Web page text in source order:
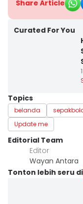
Share Article
Curated For You
Topics
belanda
Update me
Editorial Team
Editor
Wayan Antara
Tonton lebih seru di